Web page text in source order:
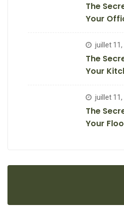
The
Your
juillet 11,
The
Your
juillet 11,
The
Your